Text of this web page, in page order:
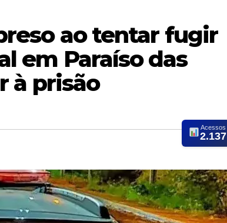
ao tentar fugir
em Paraíso das
à prisão
Acessos
2.137